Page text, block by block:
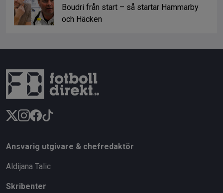
Boudri från start – så startar Hammarby
och Häcken
Ansvarig utgivare & chefredaktör
Aldijana Talic
Skribenter